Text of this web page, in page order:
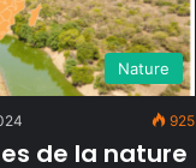
Nature
925
de la nature